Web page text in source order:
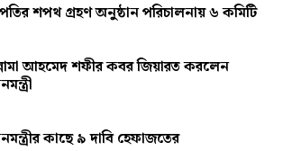
শপথ গ্রহণ অনুষ্ঠান পরিচালনায় ৬ কমিটি
আহমেদ শফীর কবর জিয়ারত করলেন
কাছে ৯ দাবি হেফাজতের